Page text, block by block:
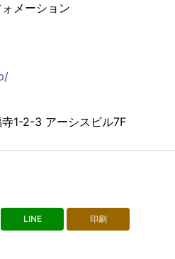
メーション
1-2-3 アーシスビル7F
LINE 印刷